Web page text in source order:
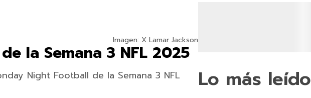
Imagen: X Lamar Jackson
la Semana 3 NFL 2025
Night Football de la Semana 3 NFL
Lo más leído